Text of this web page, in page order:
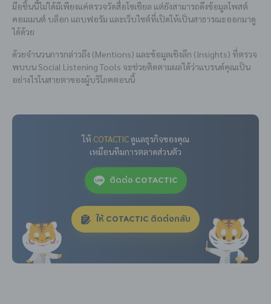
มือชิ้นนี้ไม่ได้มีเพียงแค่ตรวจวัดสื่อโซเชียล แต่ยังสามารถดึงข้อมูลโพสต์
คอมเมนต์ บล็อก แถบฟอรัม และเว็บไซต์ที่เปิดให้เป็นสาธารณะออกมาดู
ได้ด้วย
ด้วยจำนวนการกล่าวถึง (Mentions) และข้อมูลเชิงลึก (Insights) ที่ตรวจ
พบบน Social Listening Tools จะช่วยติดตามผลได้ว่าแบรนด์คุณเป็น
อย่างไรในสายตาของผู้บริโภคตอนนี้
ให้ COTACTICดูแลธุรกิจของคุณ
เหมือนทีมการตลาดส่วนตัว
ติดต่อ COTACTIC
ให้ COTACTIC ติดต่อกลับ